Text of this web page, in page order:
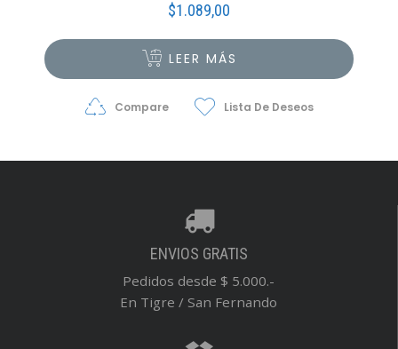
$1.089,00
LEER MÁS
Compare Lista De Deseos
ENVIOS GRATIS
Pedidos desde $ 5.000.-
En Tigre / San Fernando